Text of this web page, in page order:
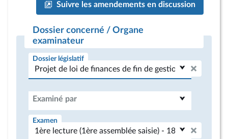
Suivre les amendements en discussion
Dossier concerné / Organe
examinateur
Dossier législatif
Examiné par
Examen